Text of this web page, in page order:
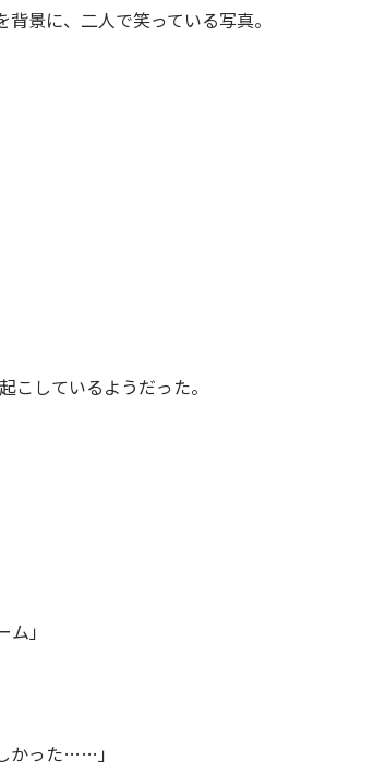
景に、二人で笑っている写真。
こしているようだった。
」
かった……」